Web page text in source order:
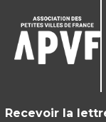
Recevoir la